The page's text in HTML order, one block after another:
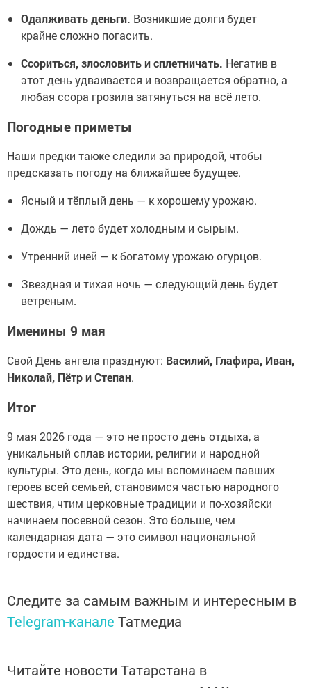
Одалживать деньги. Возникшие долги будет
крайне сложно погасить.
Ссориться, злословить и сплетничать. Негатив в
этот день удваивается и возвращается обратно, а
любая ссора грозила затянуться на всё лето.
Погодные приметы
Наши предки также следили за природой, чтобы
предсказать погоду на ближайшее будущее.
Ясный и тёплый день — к хорошему урожаю.
Дождь — лето будет холодным и сырым.
Утренний иней — к богатому урожаю огурцов.
Звездная и тихая ночь — следующий день будет
ветреным.
Именины 9 мая
Свой День ангела празднуют: Василий, Глафира, Иван,
Николай, Пётр и Степан.
Итог
9 мая 2026 года — это не просто день отдыха, а
уникальный сплав истории, религии и народной
культуры. Это день, когда мы вспоминаем павших
героев всей семьей, становимся частью народного
шествия, чтим церковные традиции и по-хозяйски
начинаем посевной сезон. Это больше, чем
календарная дата — это символ национальной
гордости и единства.
Следите за самым важным и интересным в
Telegram-канале Татмедиа
Читайте новости Татарстана в